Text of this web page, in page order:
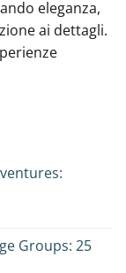
eleganza,
ai dettagli.
Groups: 25